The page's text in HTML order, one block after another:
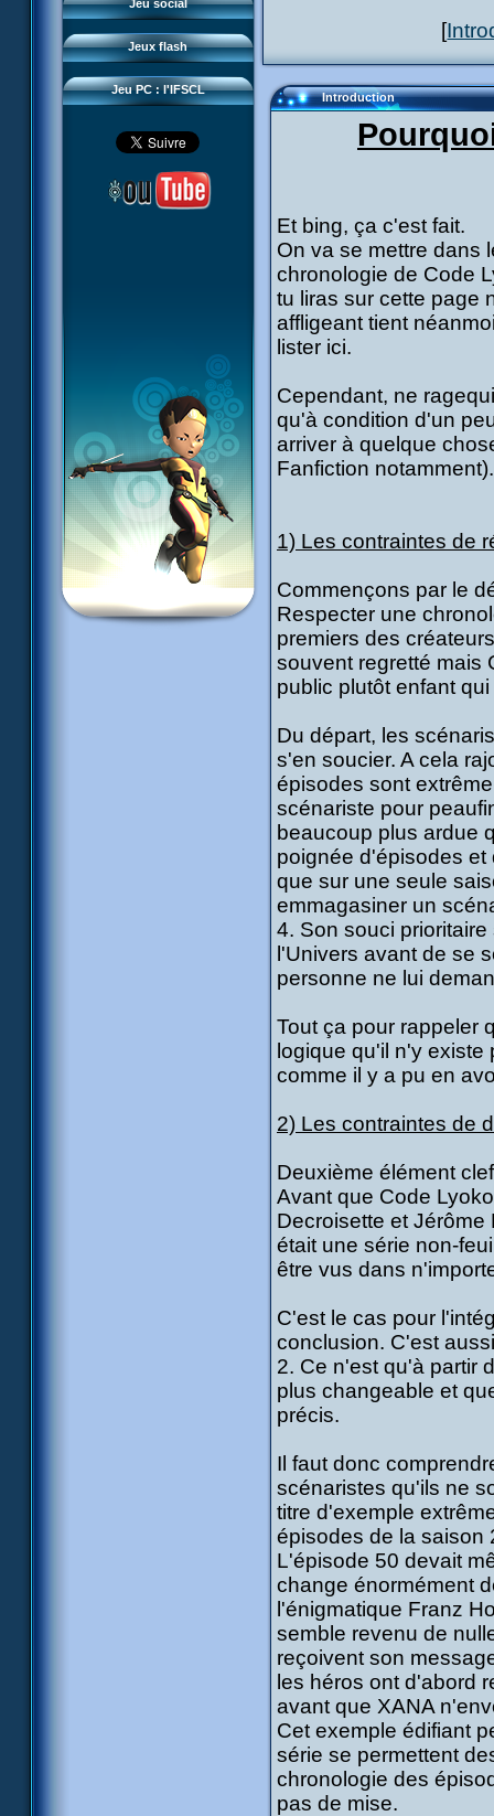
Jeu social
Jeux flash
Sector 2 Escape
Jeu PC : l'IFSCL
Téléchargements
Réseau IFSCL
[
Introduction
Et bing, ça c'est fait.
On va se mettre dans
chronologie de Code
tu liras sur cette page
affligeant tient
lister ici.
Cependant, ne
qu'à condition d'un
arriver à quelque
Fanfiction notamment).
1) Les contraintes de
Commençons par le
Respecter une
premiers des
souvent regretté mais
public plutôt enfant
Du départ, les
s'en soucier. A cela
épisodes sont
scénariste pour
beaucoup plus ardue
poignée d'épisodes
que sur une seule
emmagasiner un
4. Son souci
l'Univers avant de se
personne ne lui
Tout ça pour rappeler
logique qu'il n'y
comme il y a pu en
2) Les contraintes de
Deuxième élément
Avant que Code
Decroisette et
était une série non-
être vus dans
C'est le cas pour
conclusion. C'est
2. Ce n'est qu'à partir
plus changeable et
précis.
Il faut donc
scénaristes qu'ils ne
titre d'exemple
épisodes de la saison
L'épisode 50 devait
change énormément
l'énigmatique Franz
semble revenu de
reçoivent son
les héros ont d'abord
avant que XANA
Cet exemple édifiant
série se permettent
chronologie des
pas de mise.